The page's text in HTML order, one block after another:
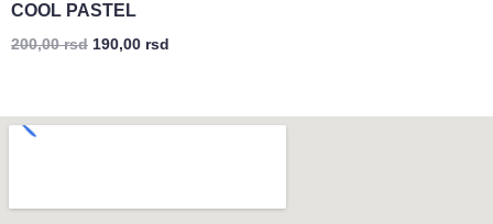
COOL PASTEL
200,00rsd 190,00 rsd